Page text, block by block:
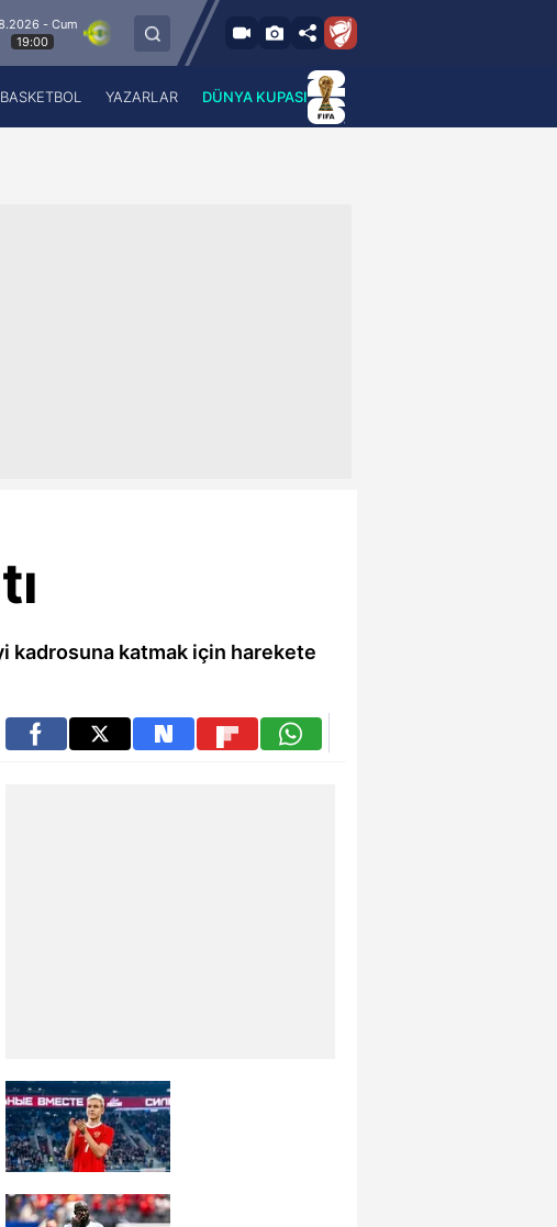
Cum
Esenler Erokspor Hesap.com Antalyaspor
A Haber Radyo
BASKETBOL YAZARLAR DÜNYA KUPASI
kadrosuna katmak için harekete